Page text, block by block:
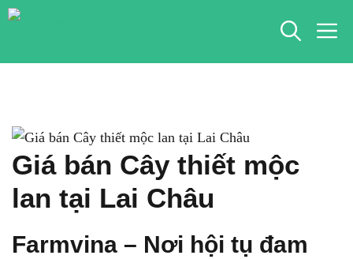
Chuyển
Giá bán Cây thiết mộc
lan tại Lai Châu
Farmvina – Nơi hội tụ đam